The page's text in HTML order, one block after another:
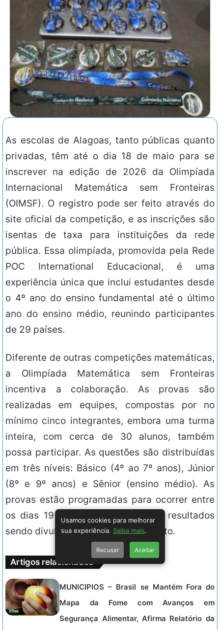
As escolas de Alagoas, tanto públicas quanto
privadas, têm até o dia 18 de maio para se
inscrever na edição de 2026 da Olimpíada
Internacional Matemática sem Fronteiras
(OIMSF). O registro pode ser feito através do
site oficial da competição, e as inscrições são
isentas de taxa para instituições da rede
pública. Essa olimpíada, promovida pela Rede
POC International Educacional, é uma
experiência única que inclui estudantes desde
o 4º ano do ensino fundamental até o último
ano do ensino médio, reunindo participantes
de 29 países.
Diferente de outras competições matemáticas,
a Olimpíada Matemática sem Fronteiras
incentiva a colaboração. As provas são
realizadas em equipes, compostas por no
mínimo cinco integrantes, embora uma turma
inteira, com cerca de 30 alunos, também
possa participar. As questões são distribuídas
em três níveis: Básico (4º ao 7º anos), Júnior
(8º e 9º anos) e Sênior (ensino médio). As
provas estão programadas para ocorrer entre
os dias 19 e 26 de maio, com os resultados
sendo divulgados no dia 10 de agosto.
Artigos relacionados
MUNICIPIOS – Brasil se Mantém Fora do
Mapa da Fome com Avanços em
Segurança Alimentar, Afirma Relatório da
Usamos cookies para melhorar
sua experiência. Saiba mais.
Recusar Aceitar